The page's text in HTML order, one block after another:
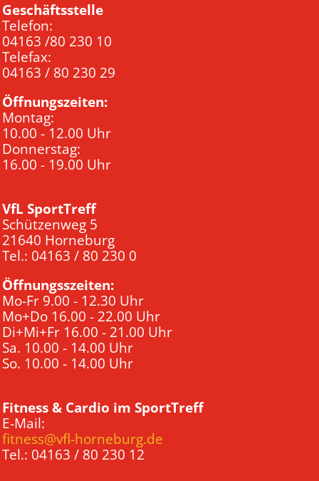
Geschäftsstelle
Telefon:
04163 /80 230 10
Telefax:
04163 / 80 230 29
Öffnungszeiten:
Montag:
10.00 - 12.00 Uhr
Donnerstag:
16.00 - 19.00 Uhr
VfL SportTreff
Schützenweg 5
21640 Horneburg
Tel.: 04163 / 80 230 0
Öffnungsszeiten:
Mo-Fr 9.00 - 12.30 Uhr
Mo+Do 16.00 - 22.00 Uhr
Di+Mi+Fr 16.00 - 21.00 Uhr
Sa. 10.00 - 14.00 Uhr
So. 10.00 - 14.00 Uhr
Fitness & Cardio im SportTreff
E-Mail:
fitness@vfl-horneburg.de
Tel.: 04163 / 80 230 12